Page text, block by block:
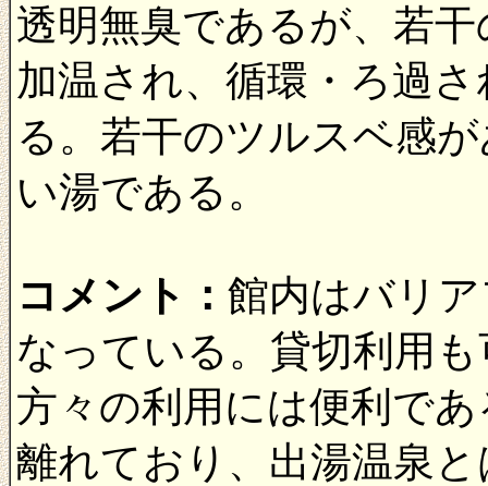
透明無臭であるが、若
加温され、循環・ろ過
る。若干のツルスベ感
い湯である。
コメント： 館内はバリ
なっている。貸切利用
方々の利用には便利で
離れており、出湯温泉